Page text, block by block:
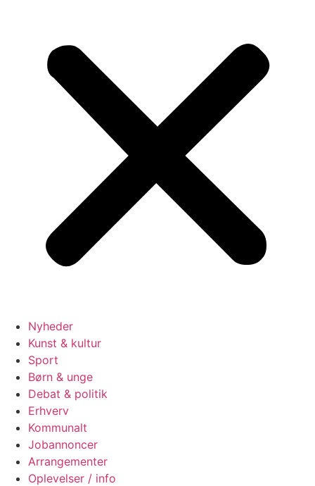
Nyheder
Kunst & kultur
Sport
Børn & unge
Debat & politik
Erhverv
Kommunalt
Jobannoncer
Arrangementer
Oplevelser / info